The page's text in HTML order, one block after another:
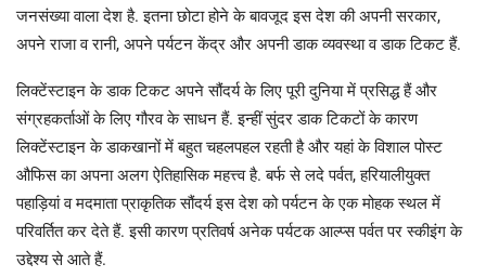
जनसंख्या वाला देश है. इतना छोटा होने के बावजूद इस देश की अपनी सरकार,
अपने राजा व रानी, अपने पर्यटन केंद्र और अपनी डाक व्यवस्था व डाक टिकट हैं.
लिक्टेंस्टाइन के डाक टिकट अपने सौंदर्य के लिए पूरी दुनिया में प्रसिद्ध हैं और
संग्रहकर्ताओं के लिए गौरव के साधन हैं. इन्हीं सुंदर डाक टिकटों के कारण
लिक्टेंस्टाइन के डाकखानों में बहुत चहलपहल रहती है और यहां के विशाल पोस्ट
औफिस का अपना अलग ऐतिहासिक महत्त्व है. बर्फ से लदे पर्वत, हरियालीयुक्त
पहाड़ियां व मदमाता प्राकृतिक सौंदर्य इस देश को पर्यटन के एक मोहक स्थल में
परिवर्तित कर देते हैं. इसी कारण प्रतिवर्ष अनेक पर्यटक आल्प्स पर्वत पर स्कीइंग के
उद्देश्य से आते हैं.